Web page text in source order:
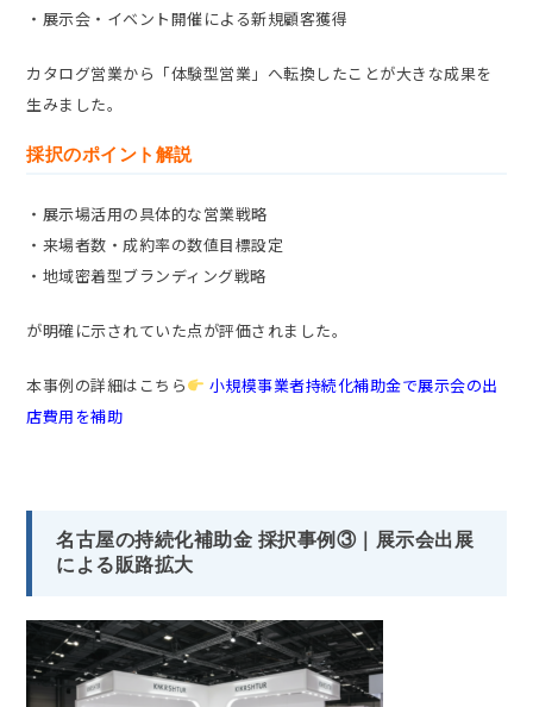
・展示会・イベント開催による新規顧客獲得
カタログ営業から「体験型営業」へ転換したことが大きな成果を
生みました。
採択のポイント解説
・展示場活用の具体的な営業戦略
・来場者数・成約率の数値目標設定
・地域密着型ブランディング戦略
が明確に示されていた点が評価されました。
本事例の詳細はこちら
小規模事業者持続化補助金で展示会の出
店費用を補助
名古屋の持続化補助金 採択事例③｜展示会出展
による販路拡大